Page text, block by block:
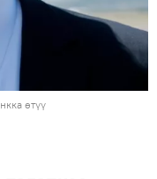
өтүү